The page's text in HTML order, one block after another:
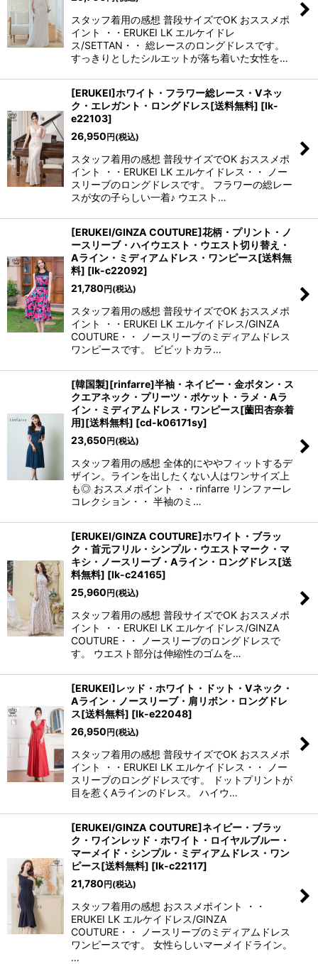
スタッフ着用の感想 普段サイズでOK おススメポ
イント ・・ERUKEI LK エルケイドレ
ス/SETTAN・・ 総レースのロングドレスです。
すっきりとしたシルエットが落ち着いた女性を…
[ERUKEI]ホワイト・フラワー総レース・Vネッ
ク・エレガント・ロングドレス[送料無料] [lk-
e22103]
26,950円(税込)
スタッフ着用の感想 普段サイズでOK おススメポ
イント ・・ERUKEI LK エルケイドレス・・ ノー
スリーブのロングドレスです。 フラワーの総レー
スが女の子らしい一着♪ ウエスト…
[ERUKEI/GINZA COUTURE]花柄・プリント・ノ
ースリーブ・ハイウエスト・ウエスト切り替え・
Aライン・ミディアムドレス・ワンピース[送料無
料] [lk-c22092]
21,780円(税込)
スタッフ着用の感想 普段サイズでOK おススメポ
イント ・・ERUKEI LK エルケイドレス/GINZA
COUTURE・・ ノースリーブのミディアムドレス
ワンピースです。 ビビットカラ…
[韓国製][rinfarre]半袖・ネイビー・金ボタン・ス
クエアネック・プリーツ・ポケット・ラメ・Aラ
イン・ミディアムドレス・ワンピース[薗田杏奈着
用][送料無料] [cd-k06171sy]
23,650円(税込)
スタッフ着用の感想 全体的にややフィットするデ
ザイン。ラインを出したくない人はワンサイズ上
も◎ おススメポイント ・・rinfarre リンファーレ
コレクション・・ 半袖のミ…
[ERUKEI/GINZA COUTURE]ホワイト・ブラッ
ク・首元フリル・シンプル・ウエストマーク・マ
キシ・ノースリーブ・Aライン・ロングドレス[送
料無料] [lk-c24165]
25,960円(税込)
スタッフ着用の感想 普段サイズでOK おススメポ
イント ・・ERUKEI LK エルケイドレス/GINZA
COUTURE・・ ノースリーブのロングドレスで
す。 ウエスト部分は伸縮性のゴムを…
[ERUKEI]レッド・ホワイト・ドット・Vネック・
Aライン・ノースリーブ・肩リボン・ロングドレ
ス[送料無料] [lk-e22048]
26,950円(税込)
スタッフ着用の感想 普段サイズでOK おススメポ
イント ・・ERUKEI LK エルケイドレス・・ ノー
スリーブのロングドレスです。 ドットプリントが
目を惹くAラインのドレス。 ハイウ…
[ERUKEI/GINZA COUTURE]ネイビー・ブラッ
ク・ワインレッド・ホワイト・ロイヤルブルー・
マーメイド・シンプル・ミディアムドレス・ワン
ピース[送料無料] [lk-c22117]
21,780円(税込)
スタッフ着用の感想 おススメポイント ・・
ERUKEI LK エルケイドレス/GINZA
COUTURE・・ ノースリーブのミディアムドレス
ワンピースです。 女性らしいマーメイドライン。
…